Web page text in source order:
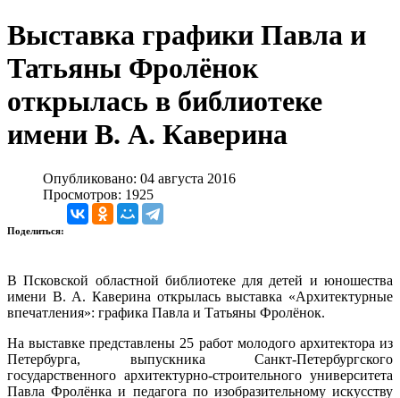
Выставка графики Павла и
Татьяны Фролёнок
открылась в библиотеке
имени В. А. Каверина
Опубликовано: 04 августа 2016
Просмотров: 1925
Поделиться:
В Псковской областной библиотеке для детей и юношества
имени В. А. Каверина открылась выставка «Архитектурные
впечатления»: графика Павла и Татьяны Фролёнок.
На выставке представлены 25 работ молодого архитектора из
Петербурга, выпускника Санкт-Петербургского
государственного архитектурно-строительного университета
Павла Фролёнка и педагога по изобразительному искусству